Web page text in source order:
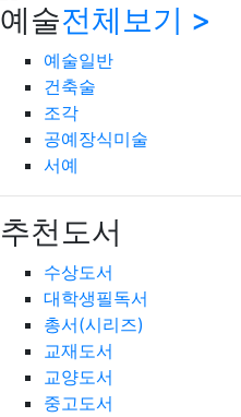
예술전체보기 >
예술일반
건축술
조각
공예장식미술
서예
추천도서
수상도서
대학생필독서
총서(시리즈)
교재도서
교양도서
중고도서